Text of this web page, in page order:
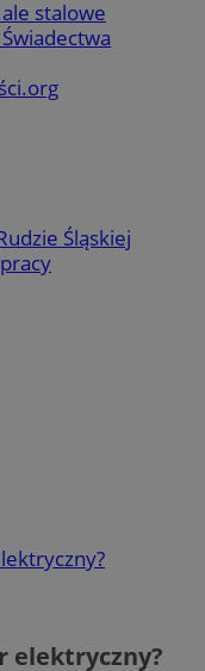
stalowe
Śląskiej
elektryczny?